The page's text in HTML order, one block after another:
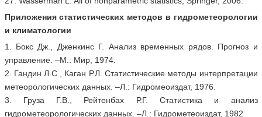
Приложения статистических методов в гидрометеорологии
и климатологии
1. Бокс Дж., Дженкинс Г. Анализ временных рядов. Прогноз и
управление. –М.: Мир, 1974.
2. Гандин Л.С., Каган Р.Л. Статистические методы интерпретации
метеорологических данных. –Л.: Гидромеоиздат, 1976.
3. Груза Г.В., Рейтенбах Р.Г. Статистика и анализ
гидрометеорологических данных. –Л.: Гидрометеоиздат, 1982